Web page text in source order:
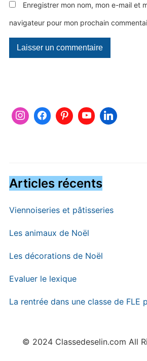
Enregistrer mon nom, mon e-mail et
navigateur pour mon prochain
Articles récents
Viennoiseries et pâtisseries
Les animaux de Noël
Les décorations de Noël
Evaluer le lexique
La rentrée dans une classe de FLE
© 2024 Classedeselin.com All